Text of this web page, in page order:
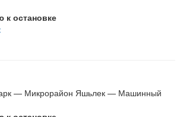
к остановке
— Микрорайон Яшьлек — Машинный